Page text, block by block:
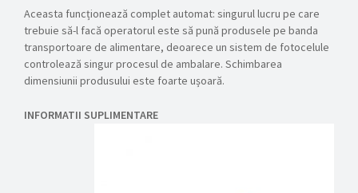
Aceasta funcționează complet automat: singurul lucru pe care
trebuie să-l facă operatorul este să pună produsele pe banda
transportoare de alimentare, deoarece un sistem de fotocelule
controlează singur procesul de ambalare. Schimbarea
dimensiunii produsului este foarte ușoară.
INFORMATII SUPLIMENTARE